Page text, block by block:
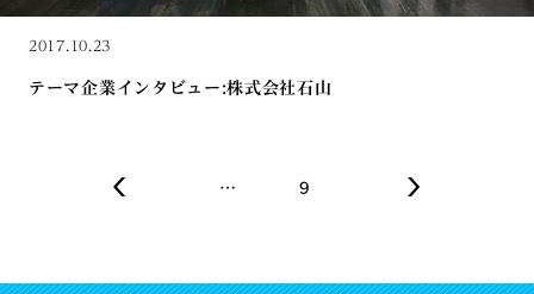
2017.10.23
テーマ企業インタビュー:株式会社石山
… 9